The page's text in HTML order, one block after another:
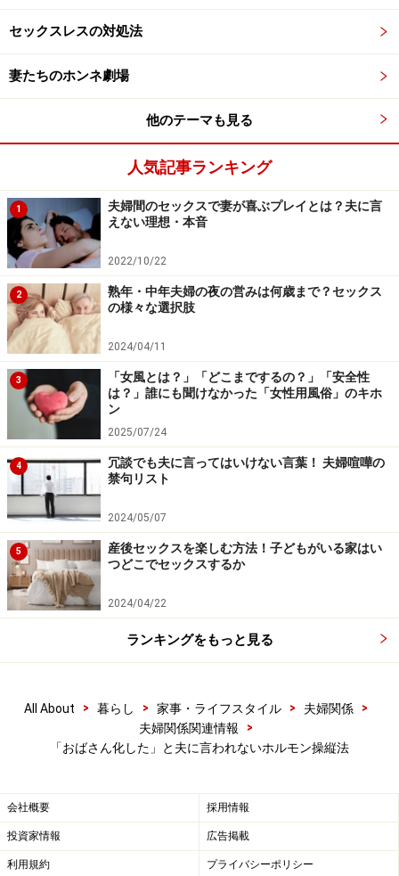
セックスレスの対処法
妻たちのホンネ劇場
他のテーマも見る
人気記事ランキング
1
夫婦間のセックスで妻が喜ぶプレイとは？夫に言
えない理想・本音
2022/10/22
2
熟年・中年夫婦の夜の営みは何歳まで？セックス
の様々な選択肢
2024/04/11
3
「女風とは？」「どこまでするの？」「安全性
は？」誰にも聞けなかった「女性用風俗」のキホ
ン
2025/07/24
4
冗談でも夫に言ってはいけない言葉！ 夫婦喧嘩の
禁句リスト
2024/05/07
5
産後セックスを楽しむ方法！子どもがいる家はい
つどこでセックスするか
2024/04/22
ランキングをもっと見る
All About > 暮らし > 家事・ライフスタイル > 夫婦関係
>
夫婦関係関連情報
>
「おばさん化した」と夫に言われないホルモン操縦法
会社概要 採用情報
投資家情報 広告掲載
利用規約 プライバシーポリシー